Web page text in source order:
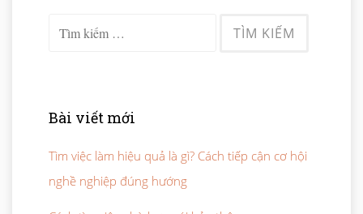
Tìm
Bài viết mới
Tìm việc làm hiệu quả là gì? Cách tiếp cận cơ hội
nghề nghiệp đúng hướng